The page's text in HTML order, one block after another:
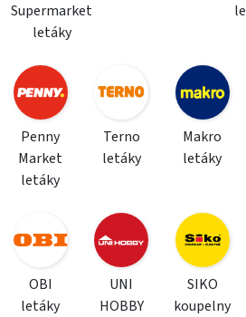
Supermarket
letáky
Penny
Market
letáky
Terno
letáky
Makro
letáky
OBI
letáky
UNI
HOBBY
SIKO
koupelny